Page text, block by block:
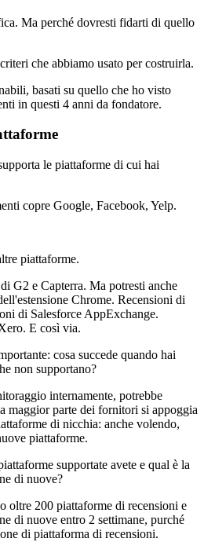
Ma perché dovresti fidarti di quello
che abbiamo usato per costruirla.
basati su quello che ho visto
in questi 4 anni da fondatore.
le piattaforme di cui hai
copre Google, Facebook, Yelp.
piattaforme.
G2 e Capterra. Ma potresti anche
Chrome. Recensioni di
di Salesforce AppExchange.
E così via.
cosa succede quando hai
non supportano?
internamente, potrebbe
maggior parte dei fornitori si appoggia
di nicchia: anche volendo,
piattaforme.
supportate avete e qual è la
di nuove?
oltre 200 piattaforme di recensioni e
di nuove entro 2 settimane, purché
di piattaforma di recensioni.